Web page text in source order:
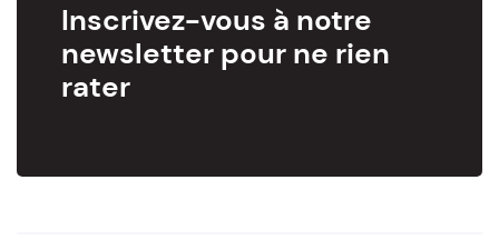
Inscrivez-vous à notre
newsletter pour ne rien
rater